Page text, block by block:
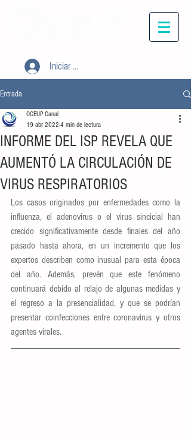
Iniciar sesión
Entrada
INFORME DEL ISP REVELA QUE
AUMENTÓ LA CIRCULACIÓN DE
VIRUS RESPIRATORIOS
OCEUP Canal
19 abr 2022 4 min de lectura
Los casos originados por enfermedades como la
influenza, el adenovirus o el virus sincicial han
crecido significativamente desde finales del año
pasado hasta ahora, en un incremento que los
expertos describen como inusual para esta época
del año. Además, prevén que este fenómeno
continuará debido al relajo de algunas medidas y
el regreso a la presencialidad, y que se podrían
presentar coinfecciones entre coronavirus y otros
agentes virales.